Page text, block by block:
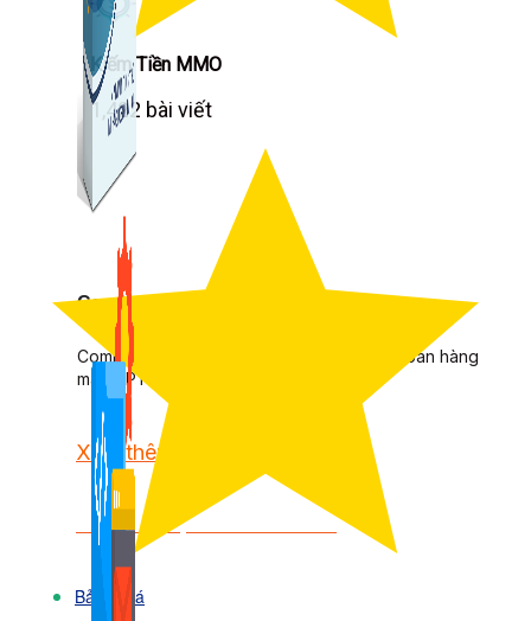
Kiếm Tiền MMO
1,422 bài viết
Combo Special
Combo 3 phần mềm tự chọn: chương trình bán hàng
mà ATPTeam triển khai.
Xem thêm phần mềm khác
Xem thêm phần mềm khác
Bảng Giá